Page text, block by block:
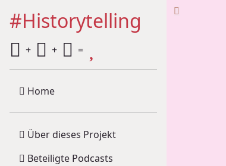
#Historytelling
+ + =
Home
Über dieses Projekt
Beteiligte Podcasts